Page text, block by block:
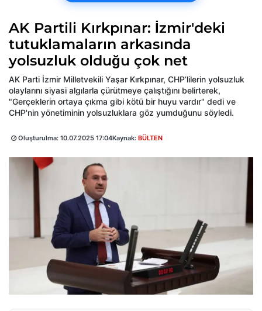
AK Partili Kırkpınar: İzmir'deki
tutuklamaların arkasında
yolsuzluk olduğu çok net
AK Parti İzmir Milletvekili Yaşar Kırkpınar, CHP’lilerin yolsuzluk
olaylarını siyasi algılarla çürütmeye çalıştığını belirterek,
"Gerçeklerin ortaya çıkma gibi kötü bir huyu vardır" dedi ve
CHP'nin yönetiminin yolsuzluklara göz yumduğunu söyledi.
Oluşturulma: 10.07.2025 17:04Kaynak: BÜLTEN